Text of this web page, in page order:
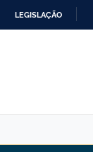
LEGISLAÇÃO